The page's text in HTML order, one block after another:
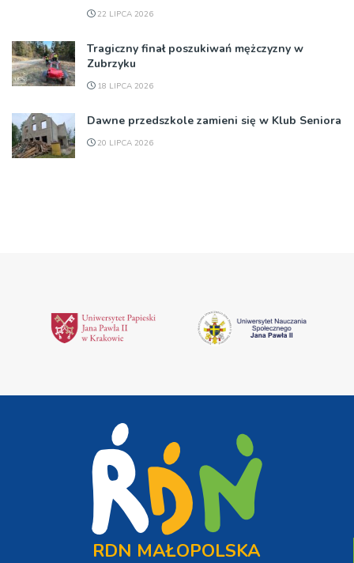
22 LIPCA 2026
Tragiczny finał poszukiwań mężczyzny w
Zubrzyku
18 LIPCA 2026
Dawne przedszkole zamieni się w Klub Seniora
20 LIPCA 2026
RDN MAŁOPOLSKA